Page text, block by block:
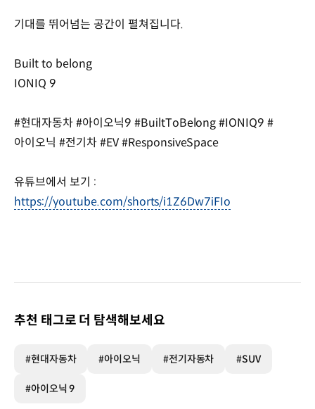
기대를 뛰어넘는 공간이 펼쳐집니다.
Built to belong
IONIQ 9
#현대자동차 #아이오닉9 #BuiltToBelong #IONIQ9 #
아이오닉 #전기차 #EV #ResponsiveSpace
유튜브에서 보기 :
https://youtube.com/shorts/i1Z6Dw7iFIo
추천 태그로 더 탐색해보세요
#현대자동차 #아이오닉 #전기자동차 #SUV
#아이오닉 9